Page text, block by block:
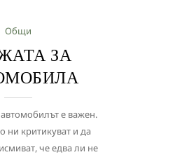
Общи
ЗА
е важен.
ни критикуват и да
че едва ли не